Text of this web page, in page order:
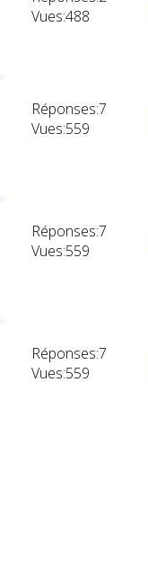
Vues:488
Réponses:7
Vues:559
Réponses:7
Vues:559
Réponses:7
Vues:559